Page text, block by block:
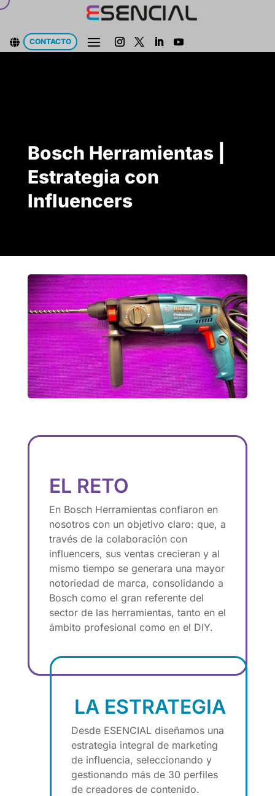
 CONTACTO
Bosch Herramientas |
Estrategia con
Influencers
EL RETO
En Bosch Herramientas confiaron en
nosotros con un objetivo claro: que, a
través de la colaboración con
influencers, sus ventas crecieran y al
mismo tiempo se generara una mayor
notoriedad de marca, consolidando a
Bosch como el gran referente del
sector de las herramientas, tanto en el
ámbito profesional como en el DIY.
LA ESTRATEGIA
Desde ESENCIAL diseñamos una
estrategia integral de marketing
de influencia, seleccionando y
gestionando más de 30 perfiles
de creadores de contenido.